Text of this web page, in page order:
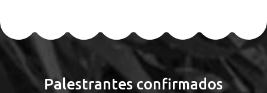
Palestrantes confirmados